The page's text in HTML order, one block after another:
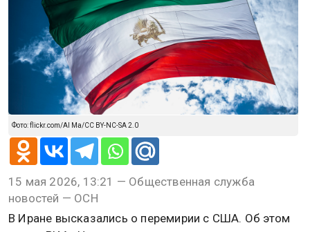
Фото: flickr.com/Al Ma/CC BY-NC-SA 2.0
15 мая 2026, 13:21 — Общественная служба
новостей — ОСН
В Иране высказались о перемирии с США. Об этом